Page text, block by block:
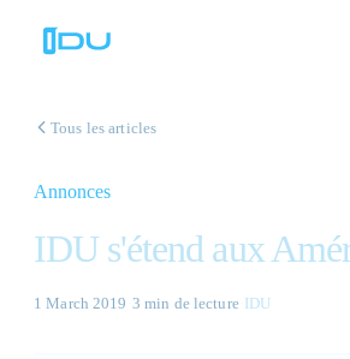
Solutions
Plateforme
Tous les articles
Annonces
IDU s'étend aux
1 March 2019 3 min de lecture· IDU